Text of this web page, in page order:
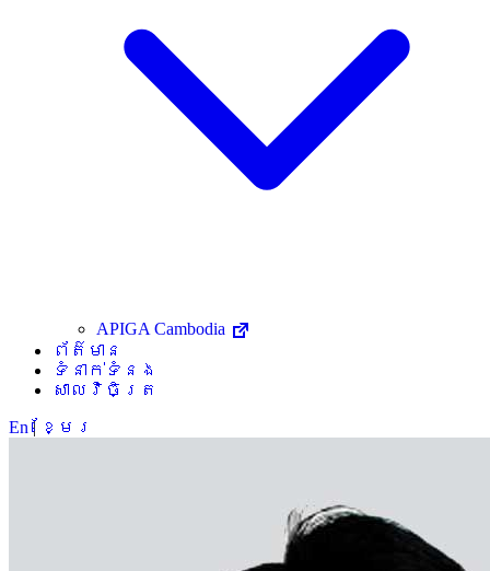
APIGA Cambodia
ព័ត៌មាន
ទំនាក់ទំនង
សាលវិចិត្រ
En | ខ្មែរ